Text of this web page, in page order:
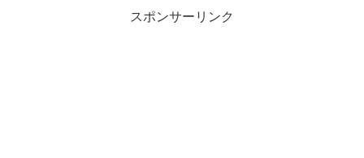
スポンサーリンク